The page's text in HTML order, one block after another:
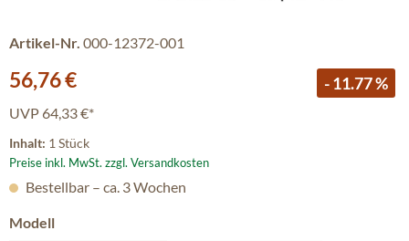
Artikel-Nr. 000-12372-001
Verkaufspreis:
56,76 € - 11.77 %
UVP 64,33 €*
Inhalt: 1 Stück
Preise inkl. MwSt. zzgl. Versandkosten
Bestellbar – ca. 3 Wochen
Modellauswählen